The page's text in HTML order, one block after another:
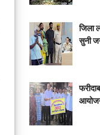
जिला
सुनी